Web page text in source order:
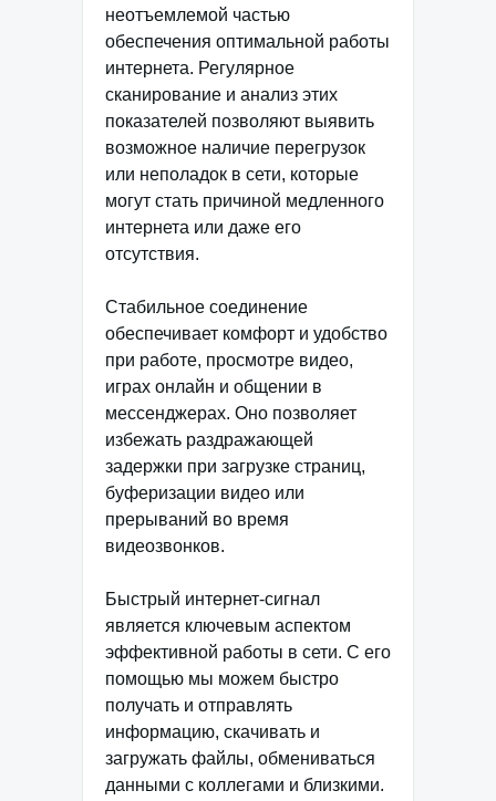
неотъемлемой частью
обеспечения оптимальной работы
интернета. Регулярное
сканирование и анализ этих
показателей позволяют выявить
возможное наличие перегрузок
или неполадок в сети, которые
могут стать причиной медленного
интернета или даже его
отсутствия.
Стабильное соединение
обеспечивает комфорт и удобство
при работе, просмотре видео,
играх онлайн и общении в
мессенджерах. Оно позволяет
избежать раздражающей
задержки при загрузке страниц,
буферизации видео или
прерываний во время
видеозвонков.
Быстрый интернет-сигнал
является ключевым аспектом
эффективной работы в сети. С его
помощью мы можем быстро
получать и отправлять
информацию, скачивать и
загружать файлы, обмениваться
данными с коллегами и близкими.